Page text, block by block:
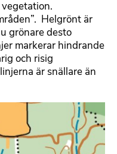
Helgrönt är
grönare desto
markerar hindrande
och risig
är snällare än